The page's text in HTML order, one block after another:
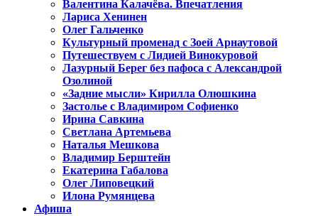
Валентина Калачёва. Впечатления
Лариса Хенинен
Олег Гальченко
Культурный променад с Зоей Арнаутовой
Путешествуем с Лидией Винокуровой
Лазурный Берег без пафоса с Александрой
Озолиной
«Задние мысли» Кирилла Олюшкина
Застолье с Владимиром Софиенко
Ирина Савкина
Светлана Артемьева
Наталья Мешкова
Владимир Берштейн
Екатерина Габалова
Олег Липовецкий
Илона Румянцева
Афиша